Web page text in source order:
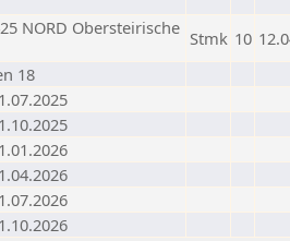
NORD Obersteirische Stmk 10
18